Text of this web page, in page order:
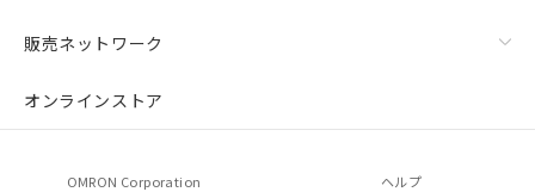
販売ネットワーク
オンラインストア
OMRON Corporation ヘルプ